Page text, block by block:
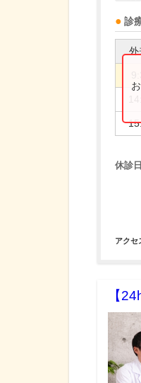
診
外
休診
アクセ
【